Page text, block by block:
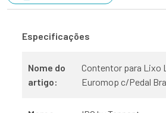
Especificações
Nome do
artigo:
Contentor para Lixo
Euromop c/Pedal